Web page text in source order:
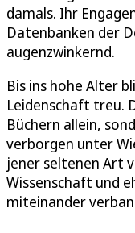
damals. Ihr
Datenbanken der
augenzwinkernd.
Bis ins hohe Alter
Leidenschaft treu.
Büchern allein,
verborgen unter
jener seltenen Art
Wissenschaft und
miteinander